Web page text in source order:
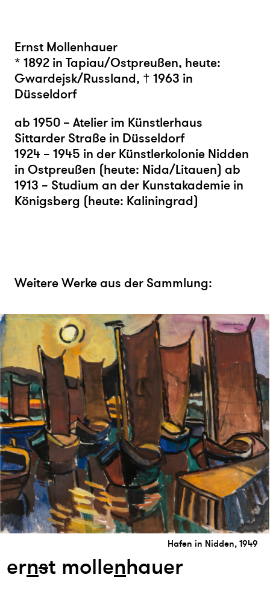
Ernst Mollenhauer
* 1892 in Tapiau/Ostpreußen, heute:
Gwardejsk/Russland, † 1963 in
Düsseldorf
ab 1950 – Atelier im Künstlerhaus
Sittarder Straße in Düsseldorf
1924 – 1945 in der Künstlerkolonie Nidden
in Ostpreußen (heute: Nida/Litauen) ab
1913 – Studium an der Kunstakademie in
Königsberg (heute: Kaliningrad)
Weitere Werke aus der Sammlung:
Hafen in Nidden, 1949
ernst mollenhauer